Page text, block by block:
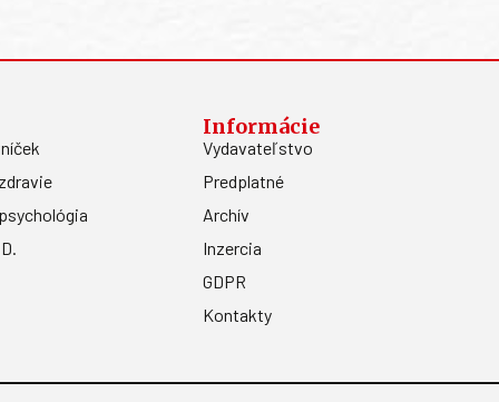
Informácie
Vydavateľstvo
Predplatné
Archív
Inzercia
GDPR
Kontakty